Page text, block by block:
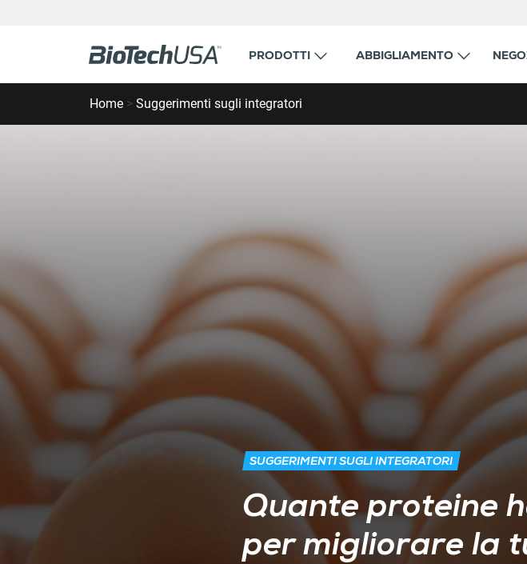
PRODOTTI ABBIGLIAMENTO
Home > Suggerimenti sugli integratori
SUGGERIMENTI SUGLI INTEGRATORI
Quante proteine
per migliorare la